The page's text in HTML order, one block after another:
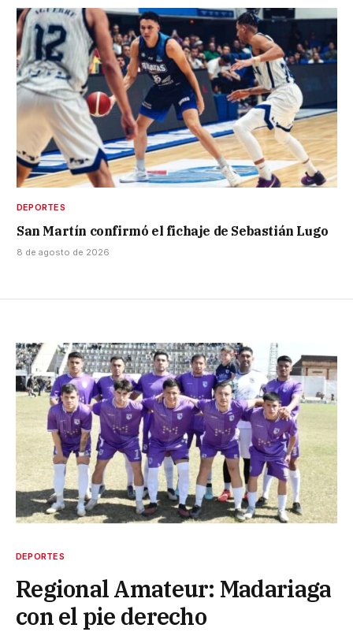
DEPORTES
San Martín confirmó el fichaje de Sebastián Lugo
8 de agosto de 2026
DEPORTES
Regional Amateur: Madariaga
con el pie derecho